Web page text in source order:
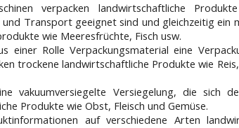
verpacken landwirtschaftliche
Transport geeignet sind und gleichzeitig ein
wie Meeresfrüchte, Fisch usw.
einer Rolle Verpackungsmaterial eine
trockene landwirtschaftliche Produkte wie
vakuumversiegelte Versiegelung, die sich
Produkte wie Obst, Fleisch und Gemüse.
auf verschiedene Arten